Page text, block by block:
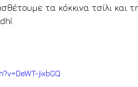
τα κόκκινα τσίλι και
jixbGQ